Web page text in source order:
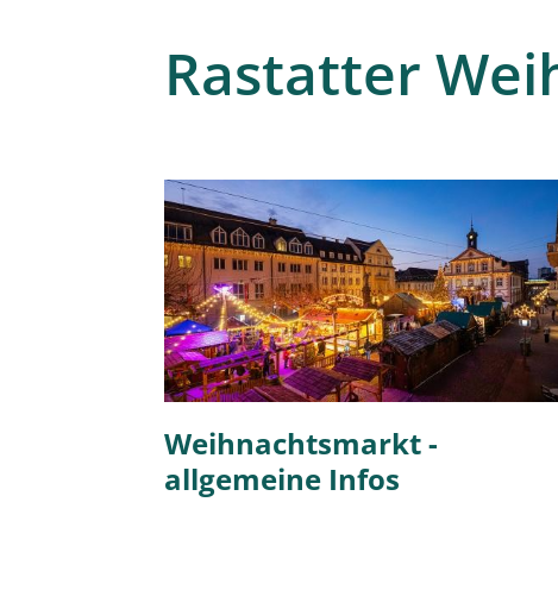
Rastatter
Weihnachtsmarkt -
allgemeine Infos